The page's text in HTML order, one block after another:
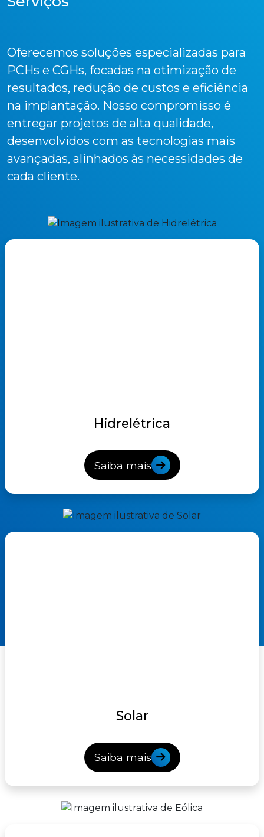
Oferecemos soluções especializadas para
PCHs e CGHs, focadas na otimização de
resultados, redução de custos e eficiência
na implantação. Nosso compromisso é
entregar projetos de alta qualidade,
desenvolvidos com as tecnologias mais
avançadas, alinhados às necessidades de
cada cliente.
Hidrelétrica
Saiba mais
Solar
Saiba mais